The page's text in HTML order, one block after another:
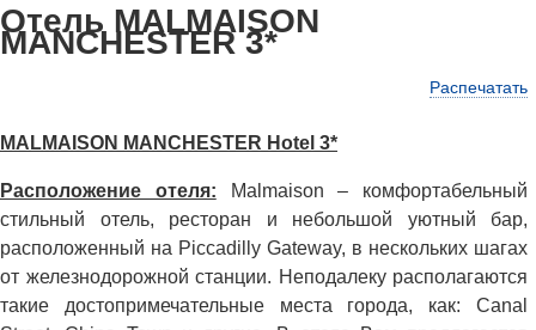
Отель MALMAISON
MANCHESTER 3*
Распечатать
MALMAISON MANCHESTER Hotel 3*
Расположение отеля: Malmaison – комфортабельный
стильный отель, ресторан и небольшой уютный бар,
расположенный на Piccadilly Gateway, в нескольких шагах
от железнодорожной станции. Неподалеку располагаются
такие достопримечательные места города, как: Canal